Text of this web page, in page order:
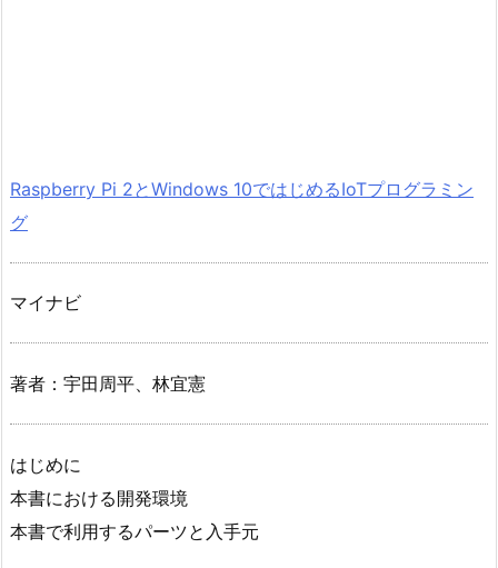
Raspberry Pi 2とWindows 10ではじめるIoTプログラミン
グ
マイナビ
著者：宇田周平、林宜憲
はじめに
本書における開発環境
本書で利用するパーツと入手元